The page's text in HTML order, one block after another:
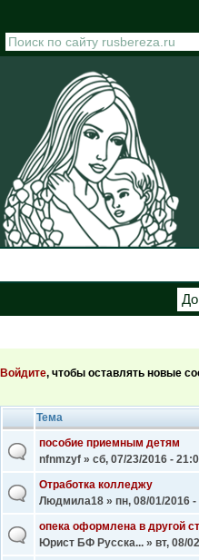
Войдите, чтобы оставлять новые
Тема
пособие приемным детям
nfnmzyf » сб, 07/23/2016 -
Отработка колледжу
Людмила18 » пн, 08/01/2016
опека оформлена в другой
Юрист БФ Русска... » вт, 08/